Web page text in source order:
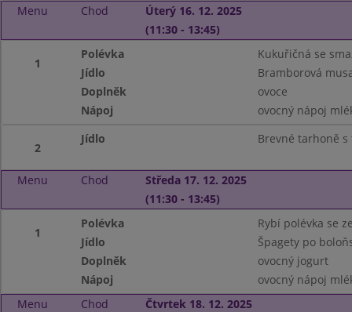
Menu
Chod
Úterý 16. 12. 2025
(11:30 - 13:45)
1
Polévka
Kukuřičná se
Jídlo
Bramborová
Doplněk
ovoce
Nápoj
ovocný nápoj
2
Jídlo Brevné tarhoně
Menu Chod
Středa 17. 12. 2025
(11:30 - 13:45)
1
Polévka
Rybí polévka se
Jídlo
Špagety po
Doplněk
ovocný jogurt
Nápoj
ovocný nápoj
Menu
Chod
Čtvrtek 18. 12. 2025